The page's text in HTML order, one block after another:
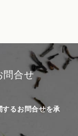
問合せ
するお問合せを承